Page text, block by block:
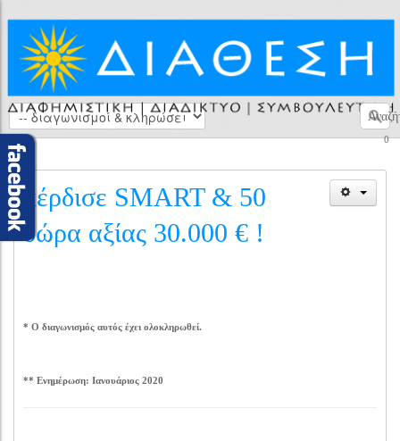
0
κέρδισε SMART & 50
δώρα αξίας 30.000 € !
* Ο διαγωνισμός αυτός έχει ολοκληρωθεί.
** Ενημέρωση: Ιανουάριος 2020